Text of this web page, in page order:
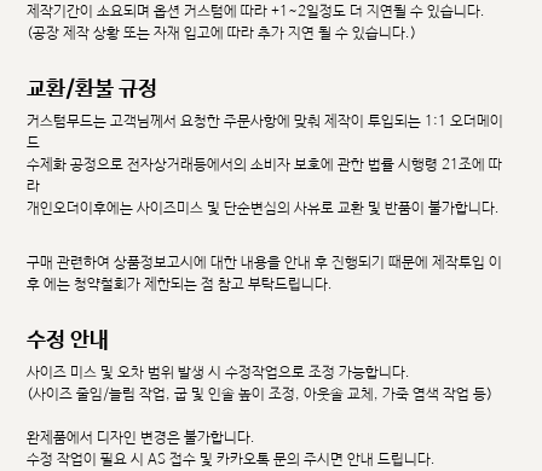
제작기간이 소요되며 옵션 커스텀에 따라 +1~2일정도 더 지연될 수 있습니다.
(공장 제작 상황 또는 자재 입고에 따라 추가 지연 될 수 있습니다.)
교환/환불 규정
커스텀무드는 고객님께서 요청한 주문사항에 맞춰 제작이 투입되는 1:1 오더메이
드
수제화 공정으로 전자상거래등에서의 소비자 보호에 관한 법률 시행령 21조에 따
라
개인오더이후에는 사이즈미스 및 단순변심의 사유로 교환 및 반품이 불가합니다.
구매 관련하여 상품정보고시에 대한 내용을 안내 후 진행되기 때문에 제작투입 이
후 에는 청약철회가 제한되는 점 참고 부탁드립니다.
수정 안내
사이즈 미스 및 오차 범위 발생 시 수정작업으로 조정 가능합니다.
(사이즈 줄임/늘림 작업, 굽 및 인솔 높이 조정, 아웃솔 교체, 가죽 염색 작업 등)
완제품에서 디자인 변경은 불가합니다.
수정 작업이 필요 시 AS 접수 및 카카오톡 문의 주시면 안내 드립니다.